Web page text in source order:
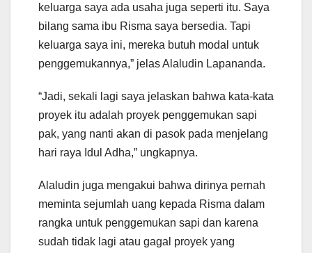
keluarga saya ada usaha juga seperti itu. Saya
bilang sama ibu Risma saya bersedia. Tapi
keluarga saya ini, mereka butuh modal untuk
penggemukannya,” jelas Alaludin Lapananda.
“Jadi, sekali lagi saya jelaskan bahwa kata-kata
proyek itu adalah proyek penggemukan sapi
pak, yang nanti akan di pasok pada menjelang
hari raya Idul Adha,” ungkapnya.
Alaludin juga mengakui bahwa dirinya pernah
meminta sejumlah uang kepada Risma dalam
rangka untuk penggemukan sapi dan karena
sudah tidak lagi atau gagal proyek yang